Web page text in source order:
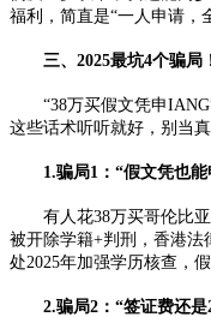
福利，简直是“一人申请，
三、2025最坑4个骗局
“38万买假文凭申
这些话术听听就好，别当真
1.骗局1：“假文凭也能
有人花38万买哥伦比亚
被开除学籍+判刑，香港法
处2025年加强学历核查，
2.骗局2：“签证费还是